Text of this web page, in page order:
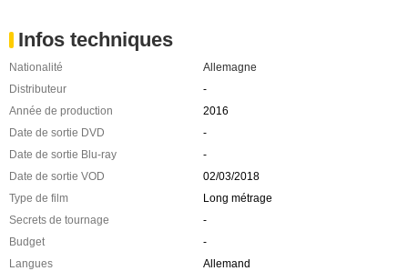
Infos techniques
Nationalité
Allemagne
Distributeur
-
Année de production
2016
Date de sortie DVD
-
Date de sortie Blu-ray
-
Date de sortie VOD
02/03/2018
Type de film
Long métrage
Secrets de tournage
-
Budget
-
Langues
Allemand